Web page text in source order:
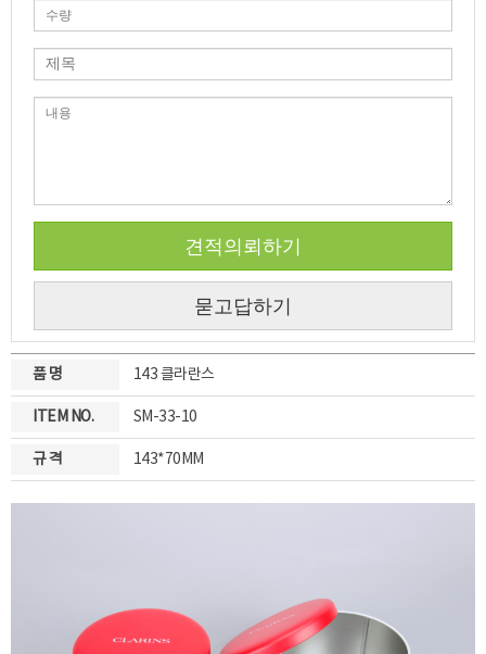
견적의뢰하기
묻고답하기
품 명 143 클라란스
ITEM NO. SM-33-10
규 격 143*70MM